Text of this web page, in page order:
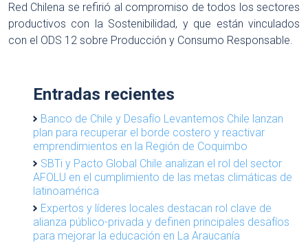
Red Chilena se refirió al compromiso de todos los sectores
productivos con la Sostenibilidad, y que están vinculados
con el ODS 12 sobre Producción y Consumo Responsable.
Entradas recientes
Banco de Chile y Desafío Levantemos Chile lanzan
plan para recuperar el borde costero y reactivar
emprendimientos en la Región de Coquimbo
SBTi y Pacto Global Chile analizan el rol del sector
AFOLU en el cumplimiento de las metas climáticas de
latinoamérica
Expertos y líderes locales destacan rol clave de
alianza público-privada y definen principales desafíos
para mejorar la educación en La Araucanía